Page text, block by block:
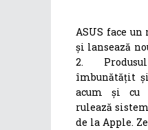
ASUS face
și lansează
2.
îmbunătățit
acum și cu
rulează
de la Apple.